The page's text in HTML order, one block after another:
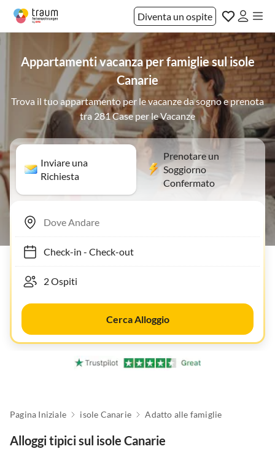
Diventa un ospite
Appartamenti vacanza per famiglie sul isole
Canarie
Trova il tuo appartamento per le vacanze da sogno e prenota
tra 281 Case per le Vacanze
Inviare una
Richiesta
Prenotare un
Soggiorno
Confermato
Check-in- Check-out
Cerca Alloggio
Pagina Iniziale isole Canarie Adatto alle famiglie
Alloggi tipici sul isole Canarie